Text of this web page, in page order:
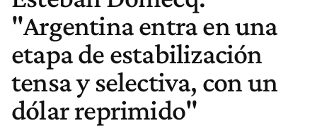
"Argentina entra en una
etapa de estabilización
tensa y selectiva, con un
dólar reprimido"